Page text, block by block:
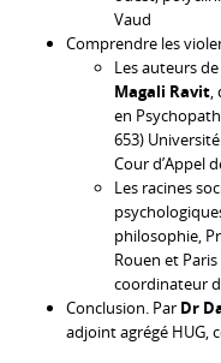
Vaud
Comprendre les
Les auteurs
Magali Ravit,
en
653)
Cour d’Appel
Les racines
philosophie,
Rouen et
coordinateur
Conclusion. Par Dr
adjoint agrégé HUG,